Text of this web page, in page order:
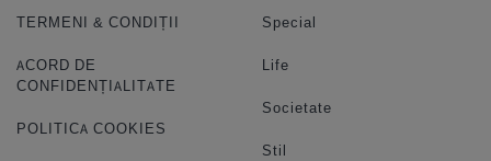
TERMENI & CONDIȚII
ACORD DE
CONFIDENȚIALITATE
POLITICA COOKIES
Special
Life
Societate
Stil